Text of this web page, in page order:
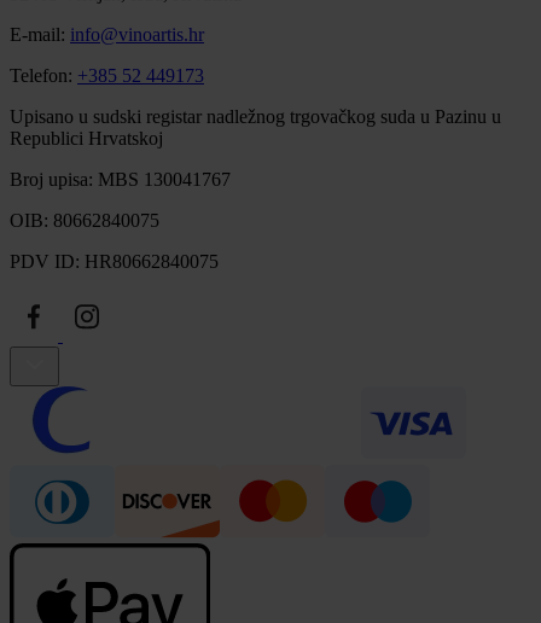
E-mail: info@vinoartis.hr
Telefon: +385 52 449173
Upisano u sudski registar nadležnog trgovačkog suda u Pazinu u
Republici Hrvatskoj
Broj upisa: MBS 130041767
OIB: 80662840075
PDV ID: HR80662840075